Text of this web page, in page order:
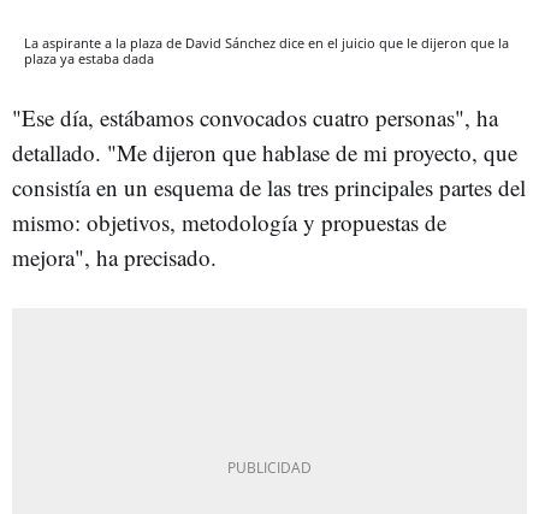
La aspirante a la plaza de David Sánchez dice en el juicio que le dijeron que la
plaza ya estaba dada
"Ese día, estábamos convocados cuatro personas", ha
detallado. "Me dijeron que hablase de mi proyecto, que
consistía en un esquema de las tres principales partes del
mismo: objetivos, metodología y propuestas de
mejora", ha precisado.